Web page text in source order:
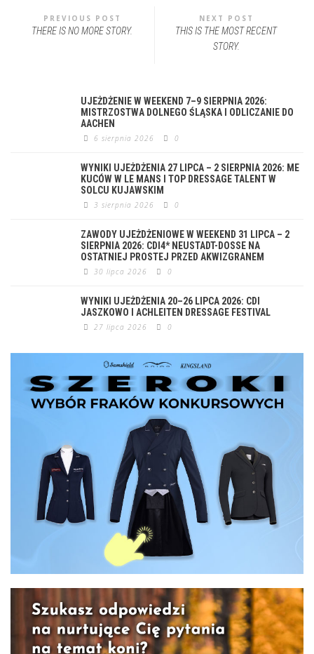
PREVIOUS POST
THERE IS NO MORE STORY.
NEXT POST
THIS IS THE MOST RECENT
STORY.
UJEŻDŻENIE W WEEKEND 7–9 SIERPNIA 2026:
MISTRZOSTWA DOLNEGO ŚLĄSKA I ODLICZANIE DO
AACHEN
6 sierpnia 2026 0
WYNIKI UJEŻDŻENIA 27 LIPCA – 2 SIERPNIA 2026: ME
KUCÓW W LE MANS I TOP DRESSAGE TALENT W
SOLCU KUJAWSKIM
3 sierpnia 2026 0
ZAWODY UJEŻDŻENIOWE W WEEKEND 31 LIPCA – 2
SIERPNIA 2026: CDI4* NEUSTADT-DOSSE NA
OSTATNIEJ PROSTEJ PRZED AKWIZGRANEM
30 lipca 2026 0
WYNIKI UJEŻDŻENIA 20–26 LIPCA 2026: CDI
JASZKOWO I ACHLEITEN DRESSAGE FESTIVAL
27 lipca 2026 0